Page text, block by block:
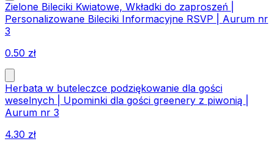
Zielone Bileciki Kwiatowe, Wkładki do zaproszeń |
Personalizowane Bileciki Informacyjne RSVP | Aurum nr
3
0.50 zł
Herbata w buteleczce podziękowanie dla gości
weselnych | Upominki dla gości greenery z piwonią |
Aurum nr 3
4.30 zł